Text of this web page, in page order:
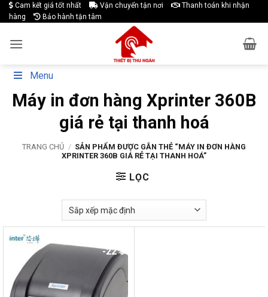
Skip
to
Cam kết giá tốt nhất Vận chuyển tận nơi
Thanh toán khi nhận
hàng
Bảo hành tận tâm
Menu
Máy in đơn hàng Xprinter 360B
giá rẻ tại thanh hoá
TRANG CHỦ / SẢN PHẨM ĐƯỢC GẮN THẺ “MÁY IN ĐƠN HÀNG
XPRINTER 360B GIÁ RẺ TẠI THANH HOÁ”
LỌC
-22%